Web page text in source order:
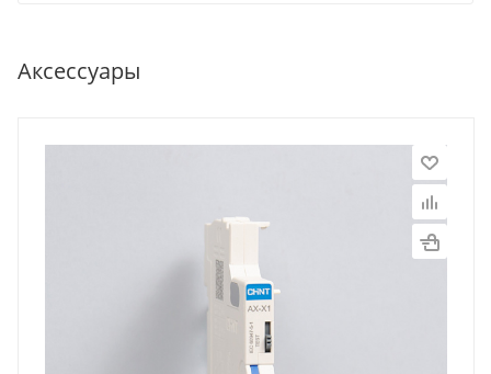
Аксессуары